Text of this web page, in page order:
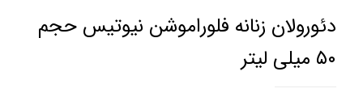
دئورولان زنانه فلوراموشن نیوتیس حجم
۵۰ میلی لیتر